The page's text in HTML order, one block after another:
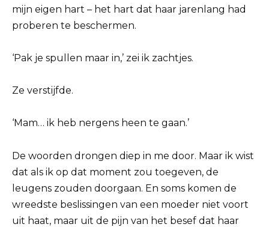
mijn eigen hart – het hart dat haar jarenlang had
proberen te beschermen.
‘Pak je spullen maar in,’ zei ik zachtjes.
Ze verstijfde.
‘Mam… ik heb nergens heen te gaan.’
De woorden drongen diep in me door. Maar ik wist
dat als ik op dat moment zou toegeven, de
leugens zouden doorgaan. En soms komen de
wreedste beslissingen van een moeder niet voort
uit haat, maar uit de pijn van het besef dat haar